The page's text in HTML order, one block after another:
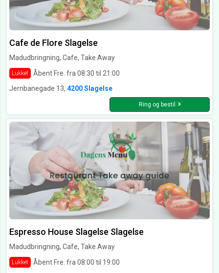
Cafe de Flore Slagelse
Madudbringning, Cafe, Take Away
Lukket
Åbent Fre. fra 08:30 til 21:00
Jernbanegade 13, 4200 Slagelse
Ring og bestil
Espresso House Slagelse Slagelse
Madudbringning, Cafe, Take Away
Lukket
Åbent Fre. fra 08:00 til 19:00